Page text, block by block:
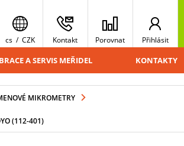
cs / CZK Kontakt Porovnat Přihlásit
A SERVIS MEŘIDEL KONTAKTY
MIKROMETRY
(112-401)